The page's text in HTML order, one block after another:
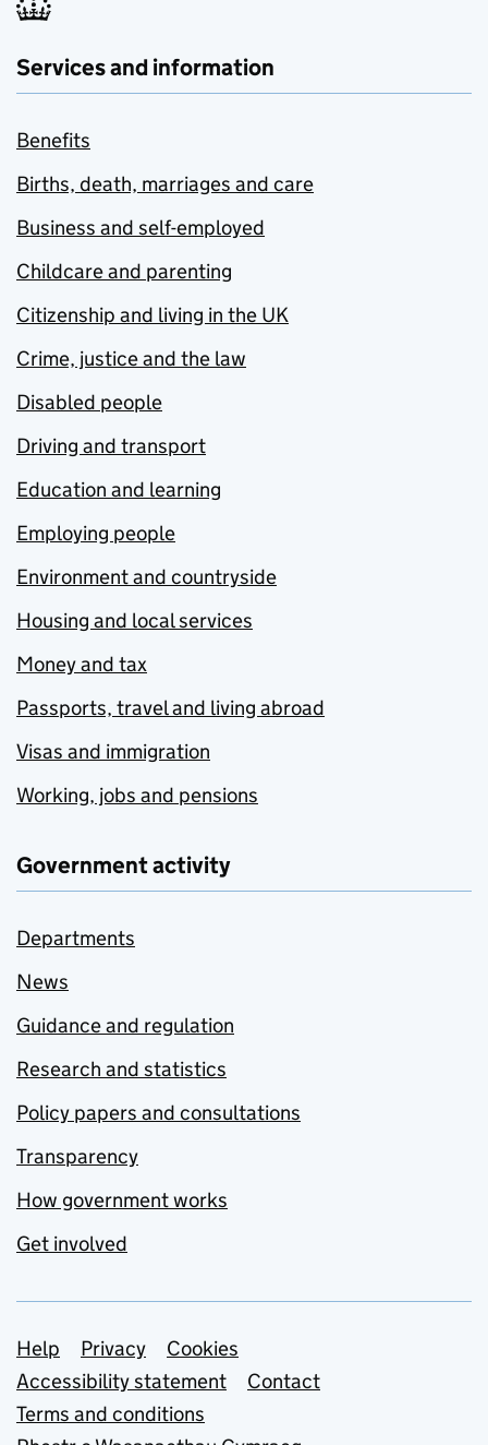
Services and information
Benefits
Births, death, marriages and care
Business and self-employed
Childcare and parenting
Citizenship and living in the UK
Crime, justice and the law
Disabled people
Driving and transport
Education and learning
Employing people
Environment and countryside
Housing and local services
Money and tax
Passports, travel and living abroad
Visas and immigration
Working, jobs and pensions
Government activity
Departments
News
Guidance and regulation
Research and statistics
Policy papers and consultations
Transparency
How government works
Get involved
Support links
Help Privacy
Cookies
Accessibility statement
Contact
Terms and conditions